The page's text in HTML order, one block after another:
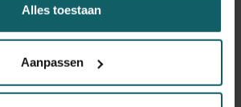
Alles toestaan
Aanpassen
I am interested in innovative methods
and steps in health-seeking, validity
seeking indicators, and coverage
content.